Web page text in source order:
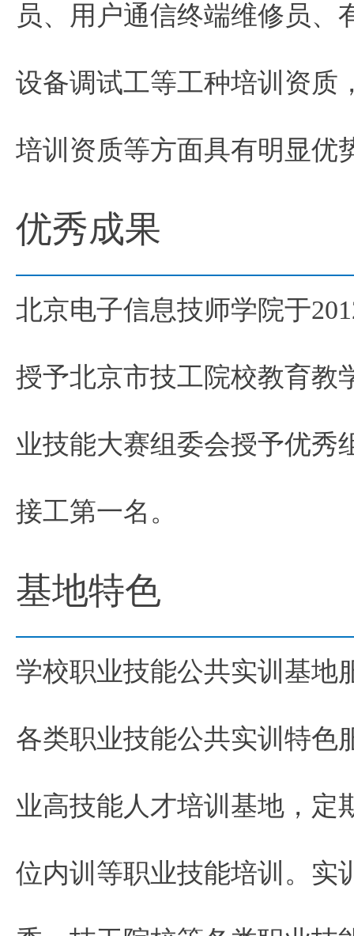
员、用户通信终端维修员、
设备调试工等工种培训资质
培训资质等方面具有明显优
优秀成果
北京电子信息技师学院于
授予北京市技工院校教育教
业技能大赛组委会授予优秀
接工第一名。
基地特色
学校职业技能公共实训基地
各类职业技能公共实训特色
业高技能人才培训基地，定
位内训等职业技能培训。实